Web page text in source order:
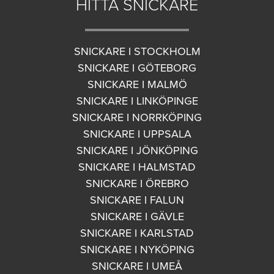
HITTA SNICKARE
SNICKARE I STOCKHOLM
SNICKARE I GÖTEBORG
SNICKARE I MALMÖ
SNICKARE I LINKÖPINGE
SNICKARE I NORRKÖPING
SNICKARE I UPPSALA
SNICKARE I JÖNKÖPING
SNICKARE I HALMSTAD
SNICKARE I ÖREBRO
SNICKARE I FALUN
SNICKARE I GÄVLE
SNICKARE I KARLSTAD
SNICKARE I NYKÖPING
SNICKARE I UMEÅ